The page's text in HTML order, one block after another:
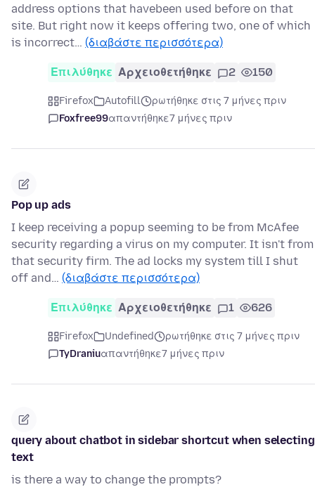
address options that havebeen used before on that
site. But right now it keeps offering two, one of which
is incorrect… (διαβάστε περισσότερα)
Επιλύθηκε Αρχειοθετήθηκε 2 150
Firefox Autofill
ρωτήθηκε στις 7 μήνες πριν
Foxfree99απαντήθηκε7 μήνες πριν
Pop up ads
I keep receiving a popup seeming to be from McAfee
security regarding a virus on my computer. It isn't from
that security firm. The ad locks my system till I shut
off and… (διαβάστε περισσότερα)
Επιλύθηκε Αρχειοθετήθηκε 1 626
Firefox Undefined
ρωτήθηκε στις 7 μήνες πριν
TyDraniuαπαντήθηκε7 μήνες πριν
query about chatbot in sidebar shortcut when selecting
text
is there a way to change the prompts?